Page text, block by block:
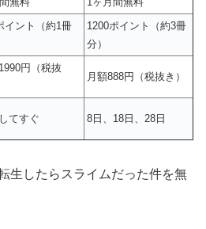
イント（約1冊
1200ポイント（約3冊
分）
円（税抜
月額888円（税抜き）
てすぐ 8日、18日、28日
生したらスライムだった件を無